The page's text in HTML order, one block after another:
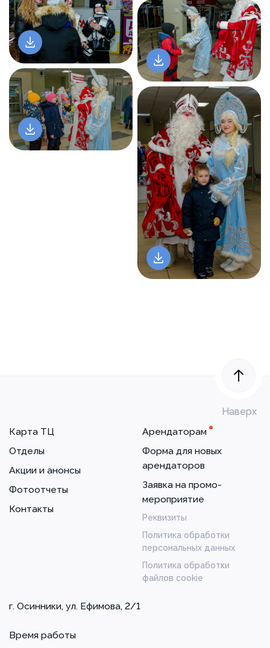
Наверх
Карта ТЦ
Отделы
Акции и анонсы
Фотоотчеты
Контакты
Арендаторам
Форма для новых
арендаторов
Заявка на промо-
мероприятие
Реквизиты
Политика обработки
персональных данных
Политика обработки
файлов cookie
г. Осинники, ул. Ефимова, 2/1
Время работы